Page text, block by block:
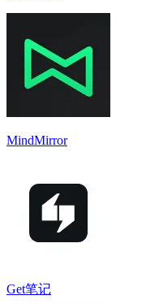
MindMirror
Get笔记